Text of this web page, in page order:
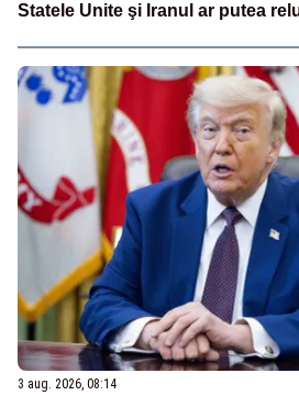
Statele Unite şi Iranul ar putea
3 aug. 2026, 08:14